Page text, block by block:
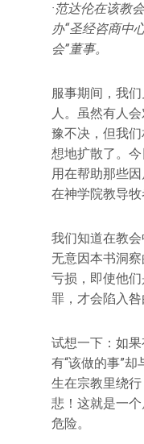
·范达伦在该教
办“圣经咨商中
会”董事。
服事期间，我
人。虽然有人
豫不决，但我
想地扩散了。
用在帮助那些
在神学院教导牧
我们知道在教
无意因本书洞
亏损，即使他
罪，才会陷入咎
试想一下：如
有“该做的事”
生在宗教里绕
悲！这就是一
危险。